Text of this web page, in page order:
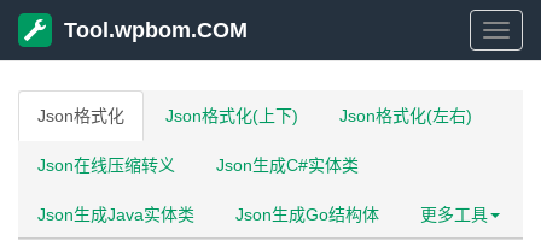
Tool.wpbom.COM
Json格式化 Json格式化(上下) Json格式化(左右)
Json在线压缩转义 Json生成C#实体类
Json生成Java实体类 Json生成Go结构体 更多工具